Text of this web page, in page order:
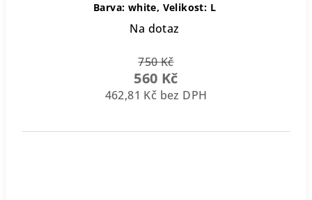
Barva: white, Velikost: L
Na dotaz
750 Kč
560 Kč
462,81 Kč bez DPH